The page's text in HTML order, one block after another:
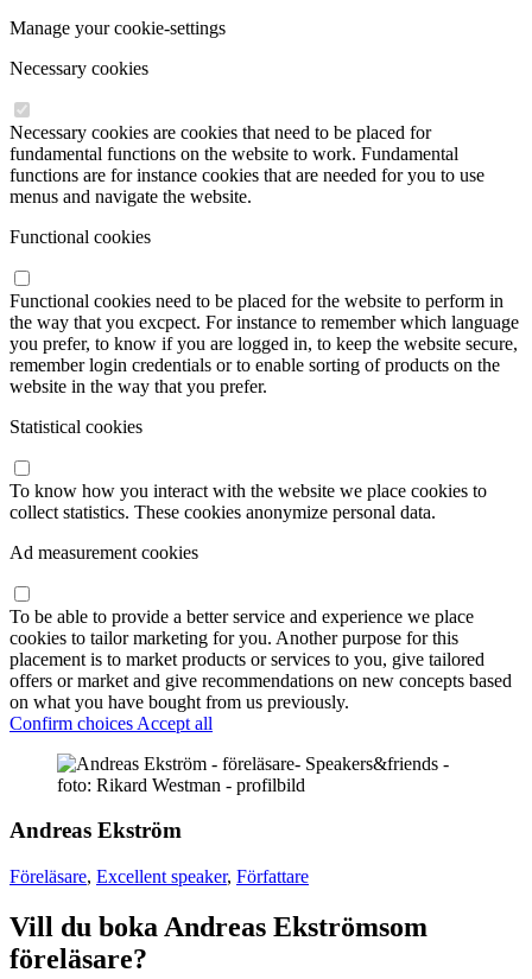
Manage your cookie-settings
Necessary cookies
Necessary cookies are cookies that need to be placed for
fundamental functions on the website to work. Fundamental
functions are for instance cookies that are needed for you to use
menus and navigate the website.
Functional cookies
Functional cookies need to be placed for the website to perform in
the way that you excpect. For instance to remember which language
you prefer, to know if you are logged in, to keep the website secure,
remember login credentials or to enable sorting of products on the
website in the way that you prefer.
Statistical cookies
To know how you interact with the website we place cookies to
collect statistics. These cookies anonymize personal data.
Ad measurement cookies
To be able to provide a better service and experience we place
cookies to tailor marketing for you. Another purpose for this
placement is to market products or services to you, give tailored
offers or market and give recommendations on new concepts based
on what you have bought from us previously.
Confirm choices Accept all
Andreas Ekström
Föreläsare, Excellent speaker, Författare
Vill du boka Andreas Ekströmsom
föreläsare?